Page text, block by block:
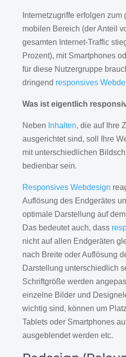
Internetzugriffe erfolgen
mobilen Bereich (der Anteil
gesamten Internet-Traffic
Prozent), mit Smartphones
für diese Nutzergruppe
dringend responsives
Was ist eigentlich
Neben Inhalten, die auf Ihre
ausgerichtet sind, soll Ihre
mit unterschiedlichen
bedienbar sein.
Responsives Webdesign
Auflösung des Endgerätes
optimale Darstellung auf
Das bedeutet auch, dass
nicht auf allen Endgeräten
nach Breite oder Auflösung
Darstellung unterschiedlich
Schriftgröße werden
einzelne Bilder und
wichtig sind, können um
Tablets oder Smartphones
ausgeblendet werden etc.